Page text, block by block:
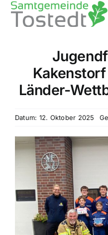
Zum
Unsere
Länder-
Datum: 12. Oktober 2025